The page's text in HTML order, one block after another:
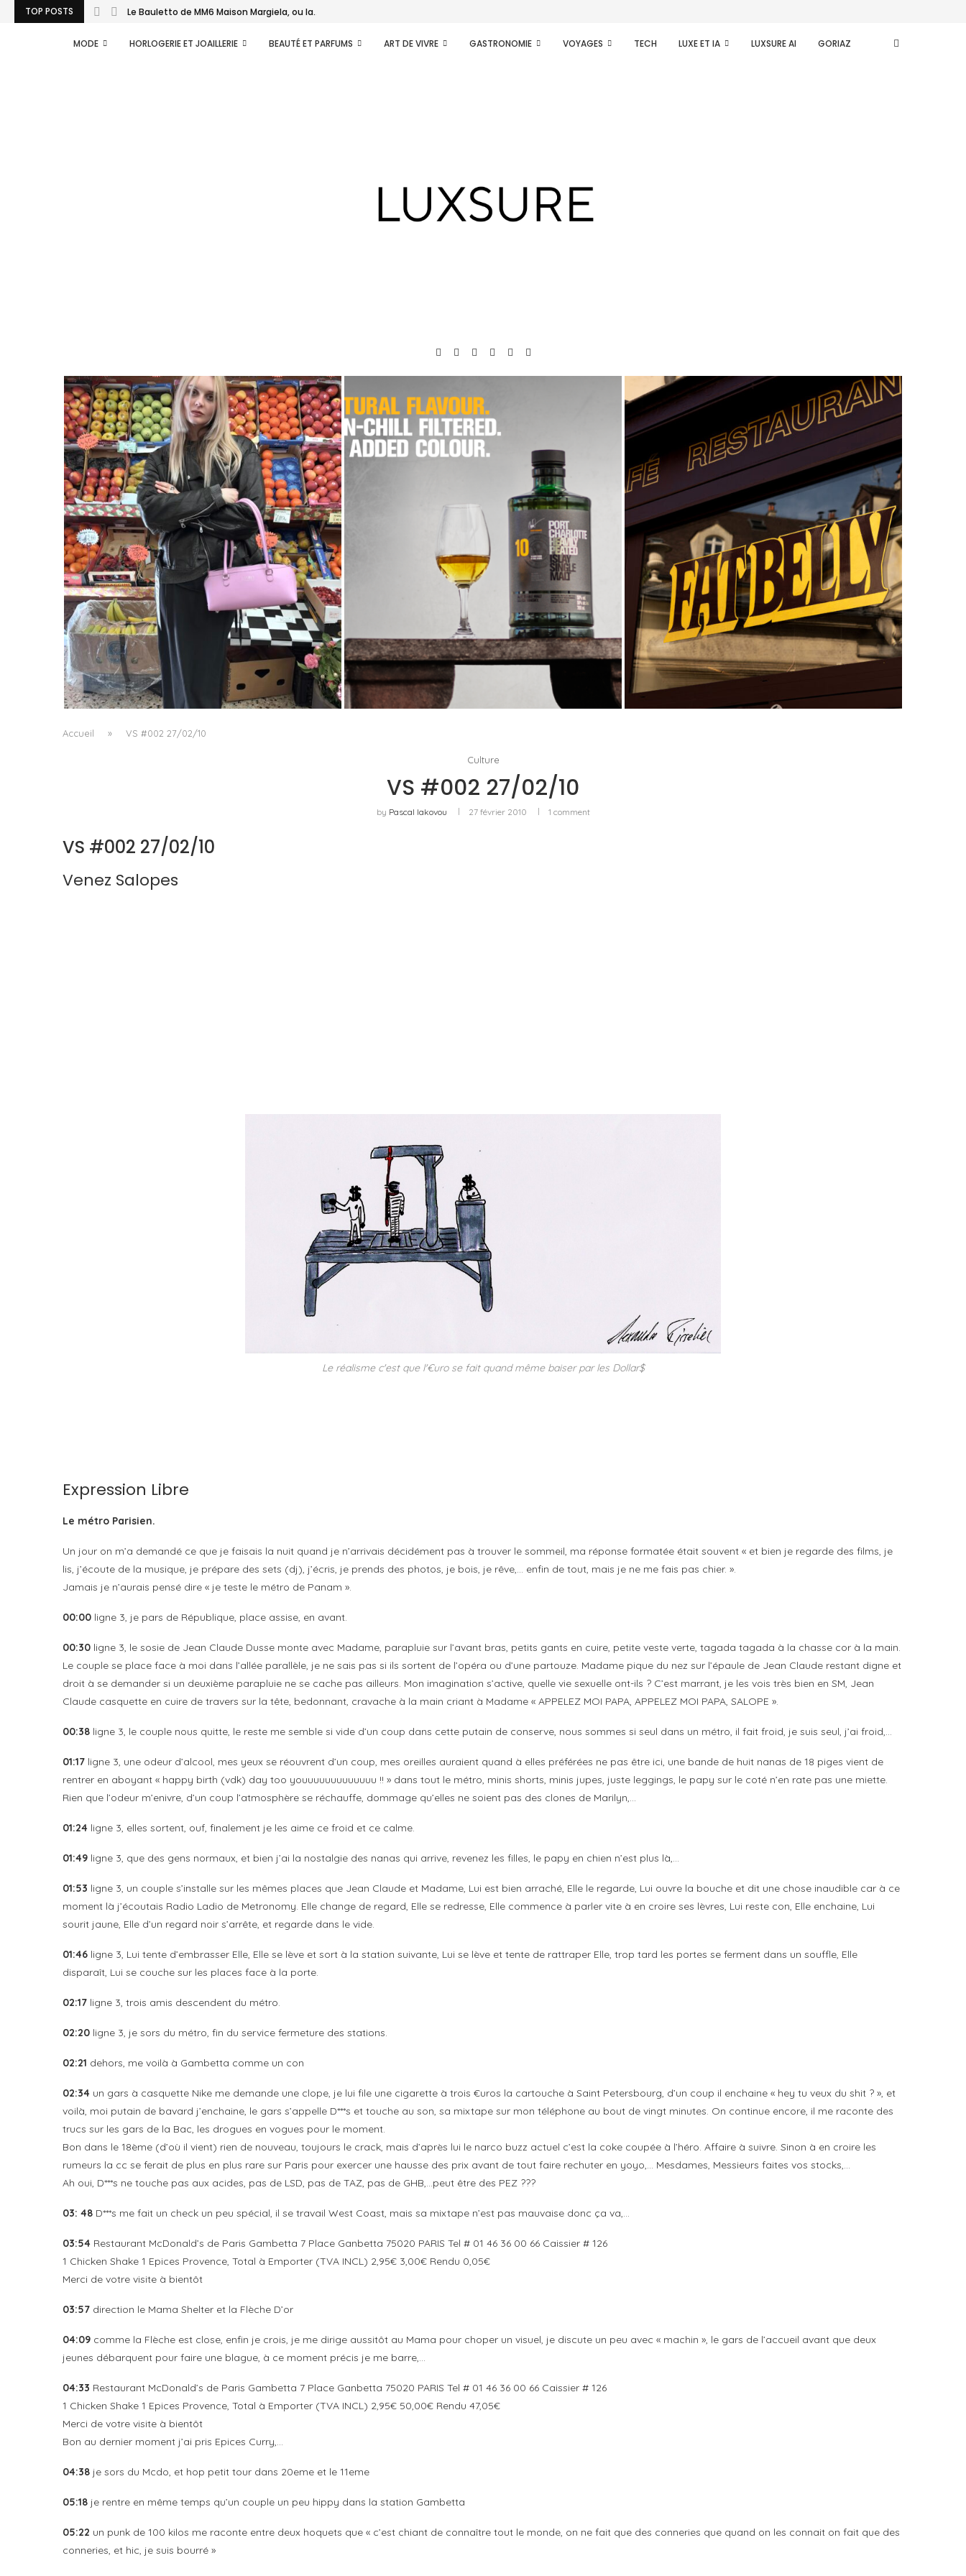
TOP POSTS Le Bauletto de MM6 Maison Margiela, ou la...
MODE HORLOGERIE ET JOAILLERIE BEAUTÉ ET PARFUMS ART DE VIVRE GASTRONOMIE VOYAGES TECH LUXE ET IA LUXSURE AI GORIAZ
LE BAULETTO DE MM6 MAISON MARGIELA, OU
LA GÉOMÉTRIE COMME SEUL ORNEMENT
by Pascal Iakovou
PORT CHARLOTTE 10 : CE QUE 40 PPM DIT
D’UNE RÉCOMPENSE SANS...
by
FAT BELLY, LA RÔTISSERIE ASIATIQUE COMME
CUISINE DU TEMPS LONG
Accueil » VS #002 27/02/10
Culture
VS #002 27/02/10
by Pascal Iakovou 27 février 2010 1 comment
VS #002 27/02/10
Venez Salopes
Le réalisme c'est que l'€uro se fait quand même baiser par les Dollar$
Expression Libre
Le métro Parisien.
Un jour on m’a demandé ce que je faisais la nuit quand je n’arrivais décidément pas à trouver le sommeil, ma réponse formatée était souvent « et bien je regarde des films, je
lis, j’écoute de la musique, je prépare des sets (dj), j’écris, je prends des photos, je bois, je rêve,… enfin de tout, mais je ne me fais pas chier. ».
Jamais je n’aurais pensé dire « je teste le métro de Panam ».
00:00 ligne 3, je pars de République, place assise, en avant.
00:30 ligne 3, le sosie de Jean Claude Dusse monte avec Madame, parapluie sur l’avant bras, petits gants en cuire, petite veste verte, tagada tagada à la chasse cor à la main.
Le couple se place face à moi dans l’allée parallèle, je ne sais pas si ils sortent de l’opéra ou d’une partouze. Madame pique du nez sur l’épaule de Jean Claude restant digne et
droit à se demander si un deuxième parapluie ne se cache pas ailleurs. Mon imagination s’active, quelle vie sexuelle ont-ils ? C’est marrant, je les vois très bien en SM, Jean
Claude casquette en cuire de travers sur la tête, bedonnant, cravache à la main criant à Madame « APPELEZ MOI PAPA, APPELEZ MOI PAPA, SALOPE ».
00:38 ligne 3, le couple nous quitte, le reste me semble si vide d’un coup dans cette putain de conserve, nous sommes si seul dans un métro, il fait froid, je suis seul, j’ai froid,…
01:17 ligne 3, une odeur d’alcool, mes yeux se réouvrent d’un coup, mes oreilles auraient quand à elles préférées ne pas être ici, une bande de huit nanas de 18 piges vient de
rentrer en aboyant « happy birth (vdk) day too youuuuuuuuuuuuu !! » dans tout le métro, minis shorts, minis jupes, juste leggings, le papy sur le coté n’en rate pas une miette.
Rien que l’odeur m’enivre, d’un coup l’atmosphère se réchauffe, dommage qu’elles ne soient pas des clones de Marilyn,…
01:24 ligne 3, elles sortent, ouf, finalement je les aime ce froid et ce calme.
01:49 ligne 3, que des gens normaux, et bien j’ai la nostalgie des nanas qui arrive, revenez les filles, le papy en chien n’est plus là,…
01:53 ligne 3, un couple s’installe sur les mêmes places que Jean Claude et Madame, Lui est bien arraché, Elle le regarde, Lui ouvre la bouche et dit une chose inaudible car à ce
moment là j’écoutais Radio Ladio de Metronomy. Elle change de regard, Elle se redresse, Elle commence à parler vite à en croire ses lèvres, Lui reste con, Elle enchaine, Lui
sourit jaune, Elle d’un regard noir s’arrête, et regarde dans le vide.
01:46 ligne 3, Lui tente d’embrasser Elle, Elle se lève et sort à la station suivante, Lui se lève et tente de rattraper Elle, trop tard les portes se ferment dans un souffle, Elle
disparaît, Lui se couche sur les places face à la porte.
02:17 ligne 3, trois amis descendent du métro.
02:20 ligne 3, je sors du métro, fin du service fermeture des stations.
02:21 dehors, me voilà à Gambetta comme un con
02:34 un gars à casquette Nike me demande une clope, je lui file une cigarette à trois €uros la cartouche à Saint Petersbourg, d’un coup il enchaine « hey tu veux du shit ? », et
voilà, moi putain de bavard j’enchaine, le gars s’appelle D***s et touche au son, sa mixtape sur mon téléphone au bout de vingt minutes. On continue encore, il me raconte des
trucs sur les gars de la Bac, les drogues en vogues pour le moment.
Bon dans le 18ème (d’où il vient) rien de nouveau, toujours le crack, mais d’après lui le narco buzz actuel c’est la coke coupée à l’héro. Affaire à suivre. Sinon à en croire les
rumeurs la cc se ferait de plus en plus rare sur Paris pour exercer une hausse des prix avant de tout faire rechuter en yoyo,… Mesdames, Messieurs faites vos stocks,…
Ah oui, D***s ne touche pas aux acides, pas de LSD, pas de TAZ, pas de GHB,…peut être des PEZ ???
03: 48 D***s me fait un check un peu spécial, il se travail West Coast, mais sa mixtape n’est pas mauvaise donc ça va,…
03:54 Restaurant McDonald’s de Paris Gambetta 7 Place Ganbetta 75020 PARIS Tel # 01 46 36 00 66 Caissier # 126
1 Chicken Shake 1 Epices Provence, Total à Emporter (TVA INCL) 2,95€ 3,00€ Rendu 0,05€
Merci de votre visite à bientôt
03:57 direction le Mama Shelter et la Flèche D’or
04:09 comme la Flèche est close, enfin je crois, je me dirige aussitôt au Mama pour choper un visuel, je discute un peu avec « machin », le gars de l’accueil avant que deux
jeunes débarquent pour faire une blague, à ce moment précis je me barre,…
04:33 Restaurant McDonald’s de Paris Gambetta 7 Place Ganbetta 75020 PARIS Tel # 01 46 36 00 66 Caissier # 126
1 Chicken Shake 1 Epices Provence, Total à Emporter (TVA INCL) 2,95€ 50,00€ Rendu 47,05€
Merci de votre visite à bientôt
Bon au dernier moment j’ai pris Epices Curry,…
04:38 je sors du Mcdo, et hop petit tour dans 20eme et le 11eme
05:18 je rentre en même temps qu’un couple un peu hippy dans la station Gambetta
05:22 un punk de 100 kilos me raconte entre deux hoquets que « c’est chiant de connaître tout le monde, on ne fait que des conneries que quand on les connait on fait que des
conneries, et hic, je suis bourré »